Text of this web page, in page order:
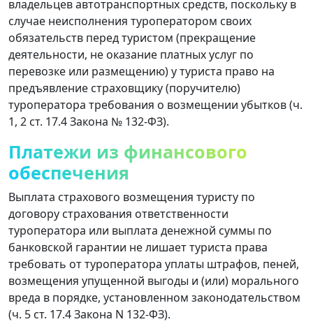
владельцев автотранспортных средств, поскольку в
случае неисполнения туроператором своих
обязательств перед туристом (прекращение
деятельности, не оказание платных услуг по
перевозке или размещению) у туриста право на
предъявление страховщику (поручителю)
туроператора требования о возмещении убытков (ч.
1, 2 ст. 17.4 Закона № 132-ФЗ).
Платежи из финансового
обеспечения
Выплата страхового возмещения туристу по
договору страхования ответственности
туроператора или выплата денежной суммы по
банковской гарантии не лишает туриста права
требовать от туроператора уплаты штрафов, пеней,
возмещения упущенной выгоды и (или) морального
вреда в порядке, установленном законодательством
(ч. 5 ст. 17.4 Закона N 132-ФЗ).